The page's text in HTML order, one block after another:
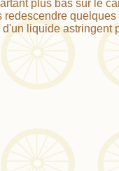
plus bas sur le
quelques
liquide astringent